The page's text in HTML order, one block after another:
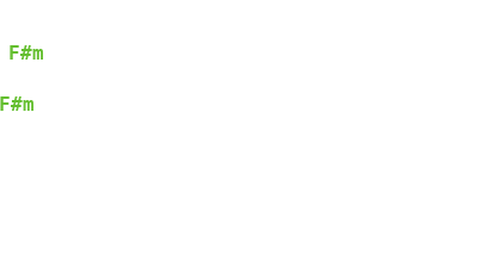
F#m
F#m